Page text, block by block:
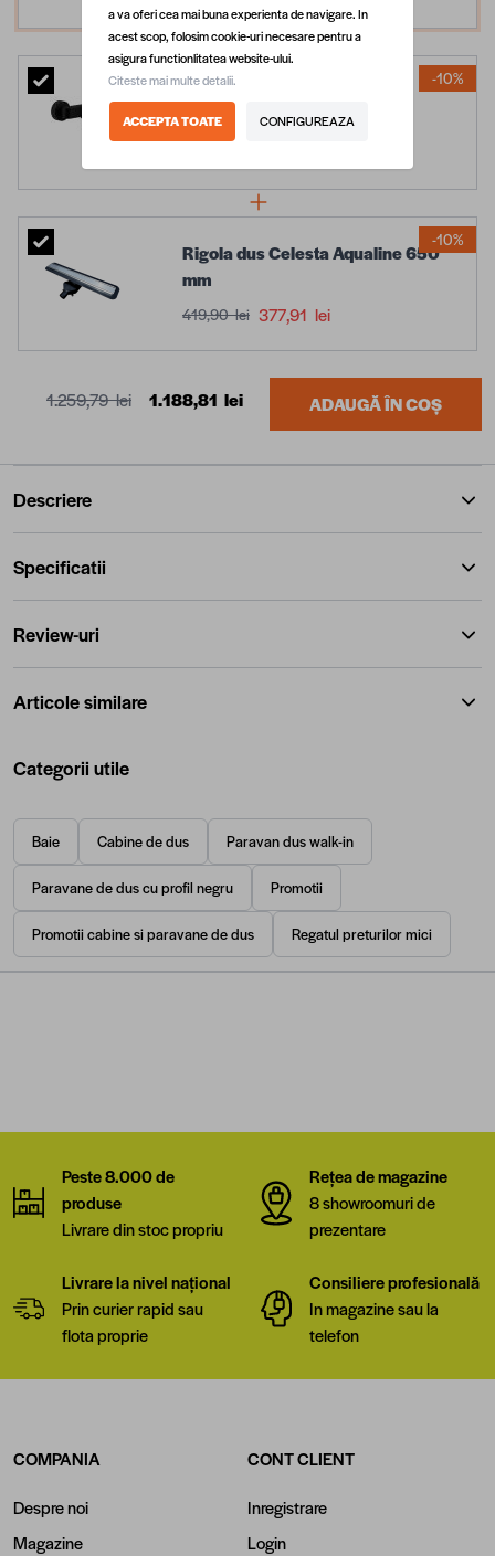
Baterie dus Celesta Aria,
monocomanda, negru mat
-10%
Rigola dus Celesta Aqualine 650
mm
419,90 lei 377,91 lei
-10%
1.259,79 lei 1.188,81 lei ADAUGĂ ÎN COȘ
Descriere
Specificatii
Review-uri
Articole similare
Categorii utile
Baie Cabine de dus Paravan dus walk-in
Paravane de dus cu profil negru Promotii
Promotii cabine si paravane de dus Regatul preturilor mici
Peste 8.000 de
produse
Livrare din stoc propriu
Rețea de magazine
8 showroomuri de
prezentare
Livrare la nivel național
Prin curier rapid sau
flota proprie
Consiliere profesională
In magazine sau la
telefon
COMPANIA
Despre noi
Magazine
CONT CLIENT
Inregistrare
Login
a va oferi cea mai buna experienta de navigare. In
acest scop, folosim cookie-uri necesare pentru a
asigura functionlitatea website-ului.
Citeste mai multe detalii.
ACCEPTA TOATE CONFIGUREAZA